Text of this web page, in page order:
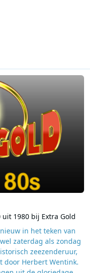
en Top 40 uit 1980 bij
1980 bij Extra Gold
in het teken van
zaterdag als zondag
zeezenderuur,
door Herbert Wentink.